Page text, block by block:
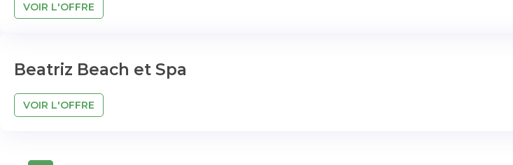
VOIR L'OFFRE
Beatriz Beach et Spa
VOIR L'OFFRE